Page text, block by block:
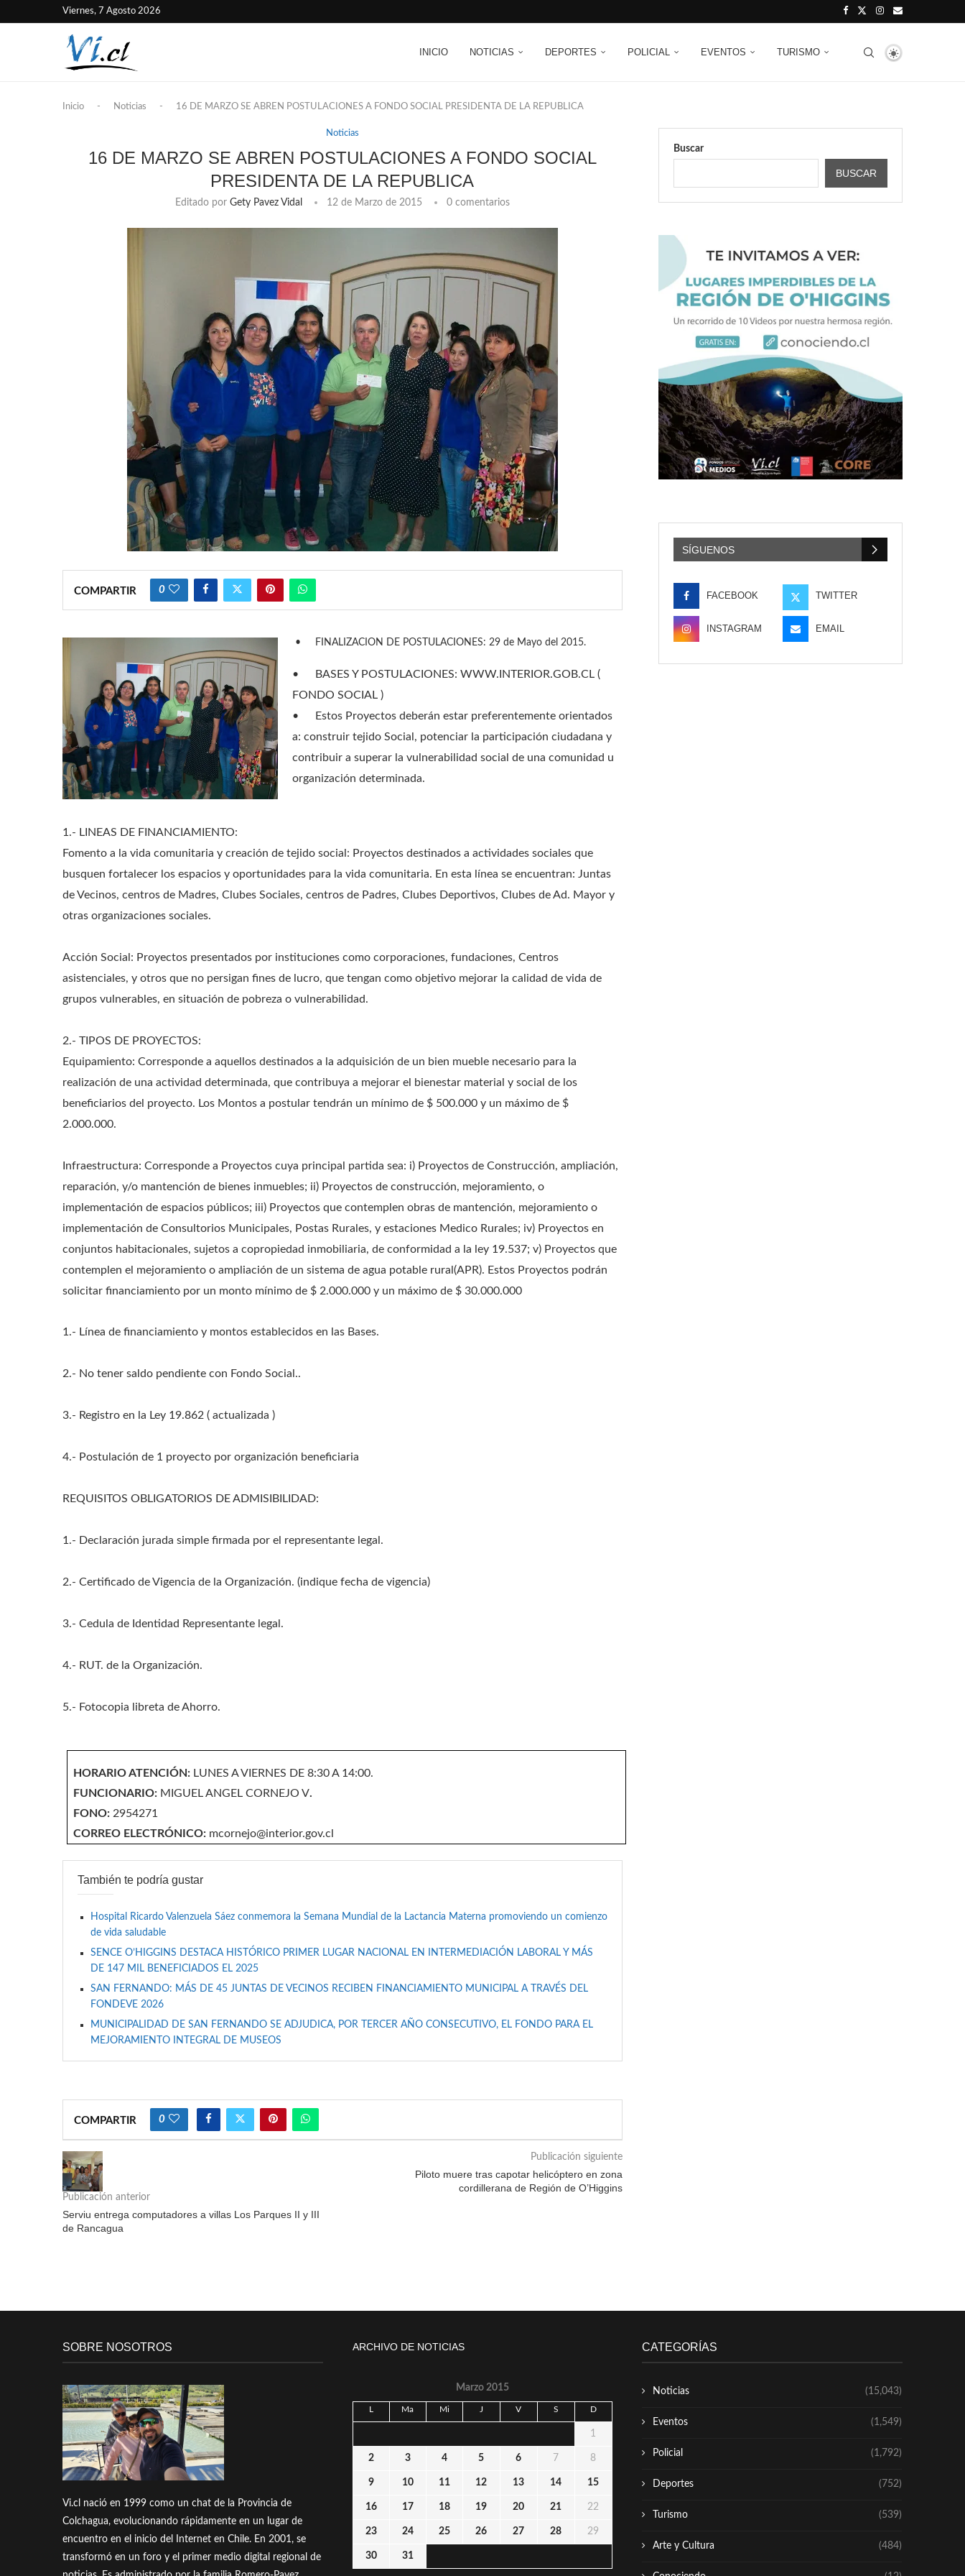
Viernes, 7 Agosto 2026
INICIO NOTICIAS DEPORTES POLICIAL EVENTOS TURISMO
Inicio - Noticias - 16 DE MARZO SE ABREN POSTULACIONES A FONDO SOCIAL PRESIDENTA DE LA REPUBLICA
Noticias
16 DE MARZO SE ABREN POSTULACIONES A FONDO SOCIAL
PRESIDENTA DE LA REPUBLICA
Editado por Gety Pavez Vidal 12 de Marzo de 2015 0 comentarios
COMPARTIR 0
• FINALIZACION DE POSTULACIONES: 29 de Mayo del 2015.
•
BASES Y POSTULACIONES: WWW.INTERIOR.GOB.CL (
FONDO SOCIAL )
•
Estos Proyectos deberán estar preferentemente orientados
a: construir tejido Social, potenciar la participación ciudadana y
contribuir a superar la vulnerabilidad social de una comunidad u
organización determinada.
1.- LINEAS DE FINANCIAMIENTO:
Fomento a la vida comunitaria y creación de tejido social: Proyectos destinados a actividades sociales que
busquen fortalecer los espacios y oportunidades para la vida comunitaria. En esta línea se encuentran: Juntas
de Vecinos, centros de Madres, Clubes Sociales, centros de Padres, Clubes Deportivos, Clubes de Ad. Mayor y
otras organizaciones sociales.
Acción Social: Proyectos presentados por instituciones como corporaciones, fundaciones, Centros
asistenciales, y otros que no persigan fines de lucro, que tengan como objetivo mejorar la calidad de vida de
grupos vulnerables, en situación de pobreza o vulnerabilidad.
2.- TIPOS DE PROYECTOS:
Equipamiento: Corresponde a aquellos destinados a la adquisición de un bien mueble necesario para la
realización de una actividad determinada, que contribuya a mejorar el bienestar material y social de los
beneficiarios del proyecto. Los Montos a postular tendrán un mínimo de $ 500.000 y un máximo de $
2.000.000.
Infraestructura: Corresponde a Proyectos cuya principal partida sea: i) Proyectos de Construcción, ampliación,
reparación, y/o mantención de bienes inmuebles; ii) Proyectos de construcción, mejoramiento, o
implementación de espacios públicos; iii) Proyectos que contemplen obras de mantención, mejoramiento o
implementación de Consultorios Municipales, Postas Rurales, y estaciones Medico Rurales; iv) Proyectos en
conjuntos habitacionales, sujetos a copropiedad inmobiliaria, de conformidad a la ley 19.537; v) Proyectos que
contemplen el mejoramiento o ampliación de un sistema de agua potable rural(APR). Estos Proyectos podrán
solicitar financiamiento por un monto mínimo de $ 2.000.000 y un máximo de $ 30.000.000
1.- Línea de financiamiento y montos establecidos en las Bases.
2.- No tener saldo pendiente con Fondo Social..
3.- Registro en la Ley 19.862 ( actualizada )
4.- Postulación de 1 proyecto por organización beneficiaria
REQUISITOS OBLIGATORIOS DE ADMISIBILIDAD:
1.- Declaración jurada simple firmada por el representante legal.
2.- Certificado de Vigencia de la Organización. (indique fecha de vigencia)
3.- Cedula de Identidad Representante legal.
4.- RUT. de la Organización.
5.- Fotocopia libreta de Ahorro.
HORARIO ATENCIÓN: LUNES A VIERNES DE 8:30 A 14:00.
FUNCIONARIO: MIGUEL ANGEL CORNEJO V.
FONO: 2954271
CORREO ELECTRÓNICO: mcornejo@interior.gov.cl
También te podría gustar
Hospital Ricardo Valenzuela Sáez conmemora la Semana Mundial de la Lactancia Materna promoviendo un comienzo
de vida saludable
SENCE O’HIGGINS DESTACA HISTÓRICO PRIMER LUGAR NACIONAL EN INTERMEDIACIÓN LABORAL Y MÁS
DE 147 MIL BENEFICIADOS EL 2025
SAN FERNANDO: MÁS DE 45 JUNTAS DE VECINOS RECIBEN FINANCIAMIENTO MUNICIPAL A TRAVÉS DEL
FONDEVE 2026
MUNICIPALIDAD DE SAN FERNANDO SE ADJUDICA, POR TERCER AÑO CONSECUTIVO, EL FONDO PARA EL
MEJORAMIENTO INTEGRAL DE MUSEOS
COMPARTIR 0
Publicación anterior
Serviu entrega computadores a villas Los Parques II y III
de Rancagua
Publicación siguiente
Piloto muere tras capotar helicóptero en zona
cordillerana de Región de O’Higgins
Buscar
BUSCAR
SÍGUENOS
FACEBOOK TWITTER
INSTAGRAM EMAIL
SOBRE NOSOTROS
Vi.cl nació en 1999 como un chat de la Provincia de
Colchagua, evolucionando rápidamente en un lugar de
encuentro en el inicio del Internet en Chile. En 2001, se
transformó en un foro y el primer medio digital regional de
ARCHIVO DE NOTICIAS
Marzo 2015
L Ma Mi J V S D
1
2 3 4 5 6 7 8
9 10 11 12 13 14 15
16 17 18 19 20 21 22
23 24 25 26 27 28 29
30 31
CATEGORÍAS
Noticias (15,043)
Eventos (1,549)
Policial (1,792)
Deportes (752)
Turismo (539)
Arte y Cultura (484)